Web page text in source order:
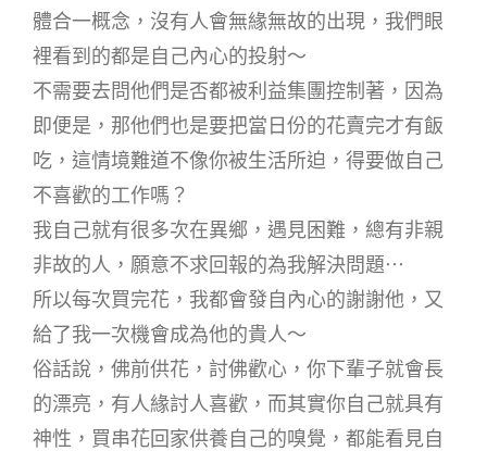
體合一概念，沒有人會無緣無故的出現，我們眼
裡看到的都是自己內心的投射～
不需要去問他們是否都被利益集團控制著，因為
即便是，那他們也是要把當日份的花賣完才有飯
吃，這情境難道不像你被生活所迫，得要做自己
不喜歡的工作嗎？
我自己就有很多次在異鄉，遇見困難，總有非親
非故的人，願意不求回報的為我解決問題⋯
所以每次買完花，我都會發自內心的謝謝他，又
給了我一次機會成為他的貴人～
俗話說，佛前供花，討佛歡心，你下輩子就會長
的漂亮，有人緣討人喜歡，而其實你自己就具有
神性，買串花回家供養自己的嗅覺，都能看見自